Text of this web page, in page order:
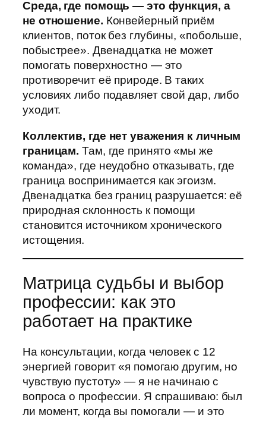
Среда, где помощь — это функция, а
не отношение. Конвейерный приём
клиентов, поток без глубины, «побольше,
побыстрее». Двенадцатка не может
помогать поверхностно — это
противоречит её природе. В таких
условиях либо подавляет свой дар, либо
уходит.
Коллектив, где нет уважения к личным
границам. Там, где принято «мы же
команда», где неудобно отказывать, где
граница воспринимается как эгоизм.
Двенадцатка без границ разрушается: её
природная склонность к помощи
становится источником хронического
истощения.
Матрица судьбы и выбор
профессии: как это
работает на практике
На консультации, когда человек с 12
энергией говорит «я помогаю другим, но
чувствую пустоту» — я не начинаю с
вопроса о профессии. Я спрашиваю: был
ли момент, когда вы помогали — и это